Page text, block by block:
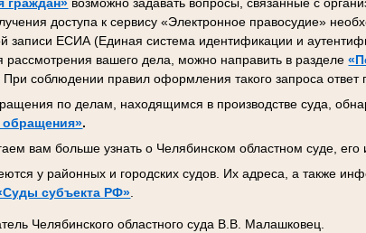
граждан» возможно задавать вопросы, связанные с
доступа к сервису «Электронное правосудие»
записи ЕСИА (Единая система идентификации и
рассмотрения вашего дела, можно направить в разделе
При соблюдении правил оформления такого запроса ответ
по делам, находящимся в производстве суда,
обращения».
вам больше узнать о Челябинском областном суде, его
у районных и городских судов. Их адреса, а также
субъекта РФ».
Челябинского областного суда В.В. Малашковец.